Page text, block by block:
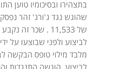
בתצהירו ובסיכומיו טוען
שהוגש נגד ג'ורג' זהר
של 11,533 . שכר
לביצוע ולפני שבוצעו על
מלבד מילוי טופס הבקשה